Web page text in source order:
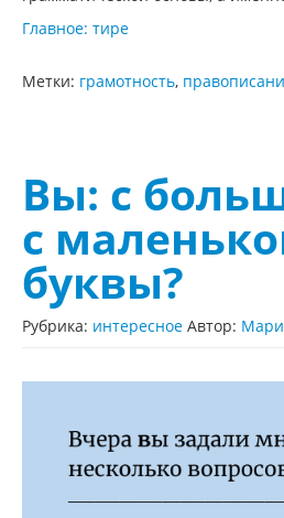
Главное: тире
Метки: грамотность,
Вы: с
с
буквы?
Рубрика: интересное Автор: